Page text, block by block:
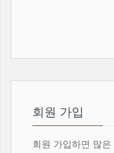
회원 가입
회원 가입하면 많